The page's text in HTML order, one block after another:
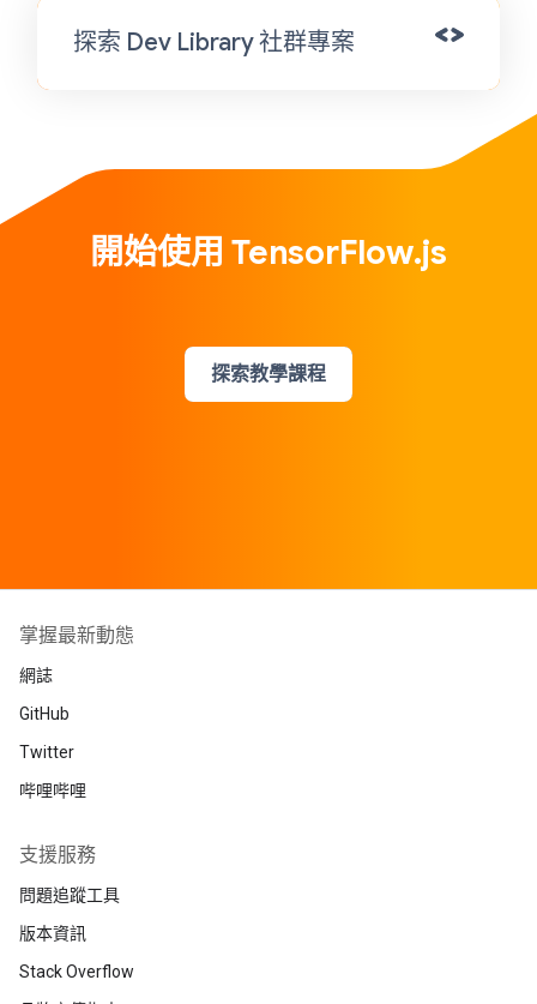
探索 Dev Library 社群專案
開始使用 TensorFlow.js
探索教學課程
掌握最新動態
網誌
GitHub
Twitter
哔哩哔哩
支援服務
問題追蹤工具
版本資訊
Stack Overflow